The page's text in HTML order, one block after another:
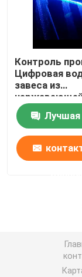
Контроль
Цифровая
завеса из
304
Лучшая